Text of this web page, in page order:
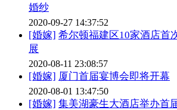
婚纱
2020-09-27 14:37:52
[婚嫁] 希尔顿福建区10家酒店首
展
2020-08-11 23:08:57
[婚嫁] 厦门首届宴博会即将开幕
2020-08-01 13:47:50
[婚嫁] 集美湖豪生大酒店举办首